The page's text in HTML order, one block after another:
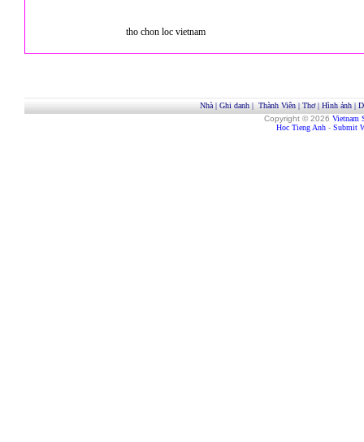
tho chon loc vietnam
Nhà| Ghi danh| Thành Viên| Thơ| Hình ảnh|
Copyright © 2026 Vietnam
Hoc Tieng Anh - Submit